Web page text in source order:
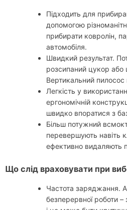
Підходить для
допомогою
прибирати ковролін,
автомобіля.
Швидкий результат.
розсипаний цукор або
Вертикальний пилосос
Легкість у
ергономічній
швидко впоратися з
Більш потужний
перевершують навіть
ефективно видаляють
Що слід враховувати при
Частота заряджання.
безперервної роботи